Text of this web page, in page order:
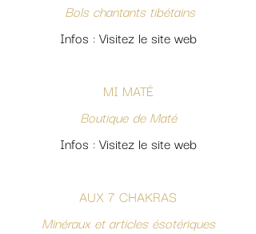
Bols chantants tibétains
Infos : Visitez le site web
MI MATÉ
Boutique de Maté
Infos : Visitez le site web
AUX 7 CHAKRAS
Minéraux et articles ésotériques